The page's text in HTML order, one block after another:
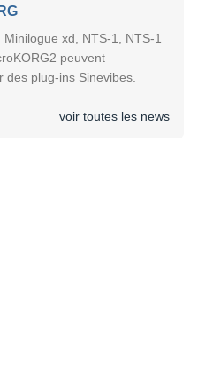
xd, NTS-1, NTS-1
peuvent
des plug-ins Sinevibes.
voir toutes les news